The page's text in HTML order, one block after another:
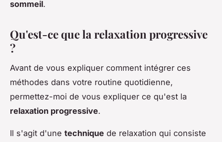
sommeil.
Qu'est-ce que la relaxation progressive
?
Avant de vous expliquer comment intégrer ces
méthodes dans votre routine quotidienne,
permettez-moi de vous expliquer ce qu'est la
relaxation progressive.
Il s'agit d'une technique de relaxation qui consiste